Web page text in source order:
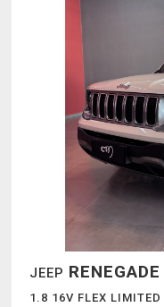
JEEP RENEGADE
1.8 16V FLEX